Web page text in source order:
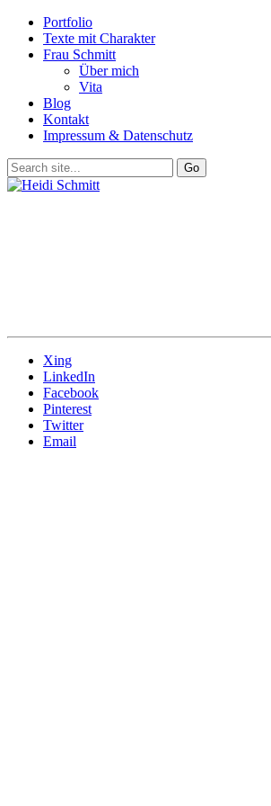
Portfolio
Texte mit Charakter
Frau Schmitt
Über mich
Vita
Blog
Kontakt
Impressum & Datenschutz
Xing
LinkedIn
Facebook
Pinterest
Twitter
Email